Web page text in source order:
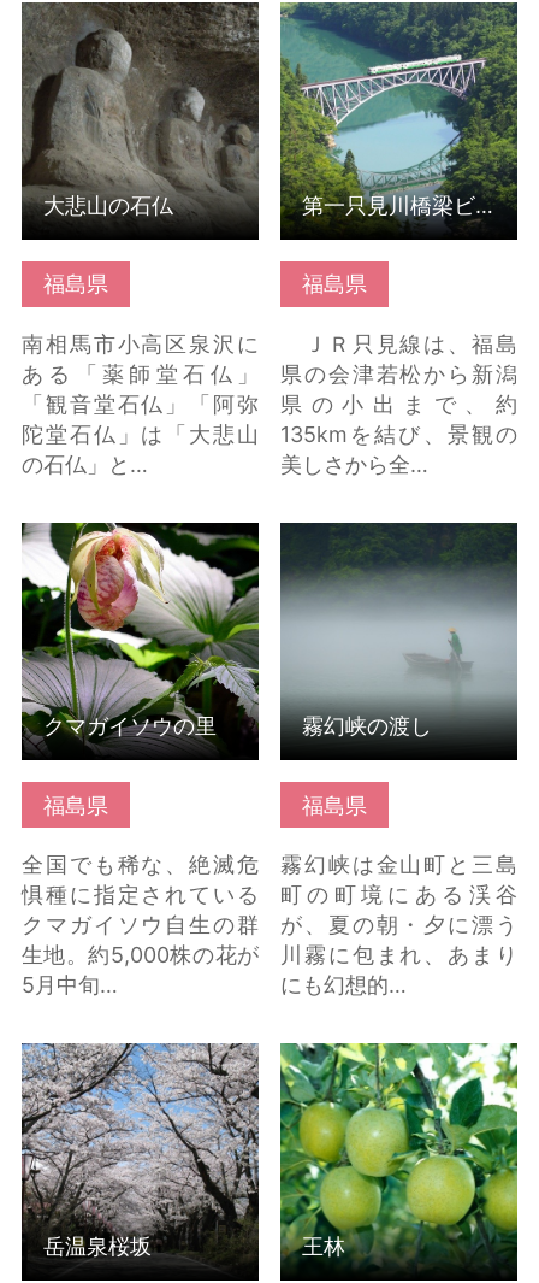
福島県
南相馬市小高区泉沢に
ある「薬師堂石仏」
「観音堂石仏」「阿弥
陀堂石仏」は「大悲山
の石仏」と…
大悲山の石仏 の詳細は
こちら
大悲山の石仏
福島県
ＪＲ只見線は、福島
県の会津若松から新潟
県の小出まで、約
135kmを結び、景観の
美しさから全…
第一只見川橋梁ビュー
ポイント の詳細はこち
ら
第一只見川橋梁ビューポイント
福島県
全国でも稀な、絶滅危
惧種に指定されている
クマガイソウ自生の群
生地。約5,000株の花が
5月中旬…
クマガイソウの里 の詳
細はこちら
クマガイソウの里
福島県
霧幻峡は金山町と三島
町の町境にある渓谷
が、夏の朝・夕に漂う
川霧に包まれ、あまり
にも幻想的…
霧幻峡の渡し の詳細は
こちら
霧幻峡の渡し
岳温泉桜坂 の詳細はこ
ちら
岳温泉桜坂
王林 の詳細はこちら
王林